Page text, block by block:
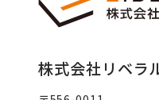
株式会社リベラ